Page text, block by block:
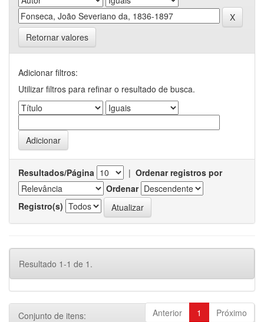
Retornar valores
Adicionar filtros:
Utilizar filtros para refinar o resultado de busca.
Resultados/Página | Ordenar registros por
Ordenar
Registro(s)
Resultado 1-1 de 1.
Anterior 1 Próximo
Conjunto de itens: